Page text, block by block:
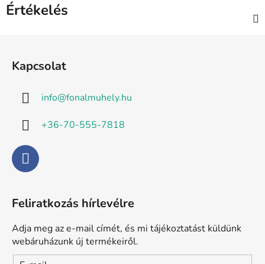
Értékelés
Kapcsolat
info@fonalmuhely.hu
+36-70-555-7818
Feliratkozás hírlevélre
Adja meg az e-mail címét, és mi tájékoztatást küldünk
webáruházunk új termékeiről.